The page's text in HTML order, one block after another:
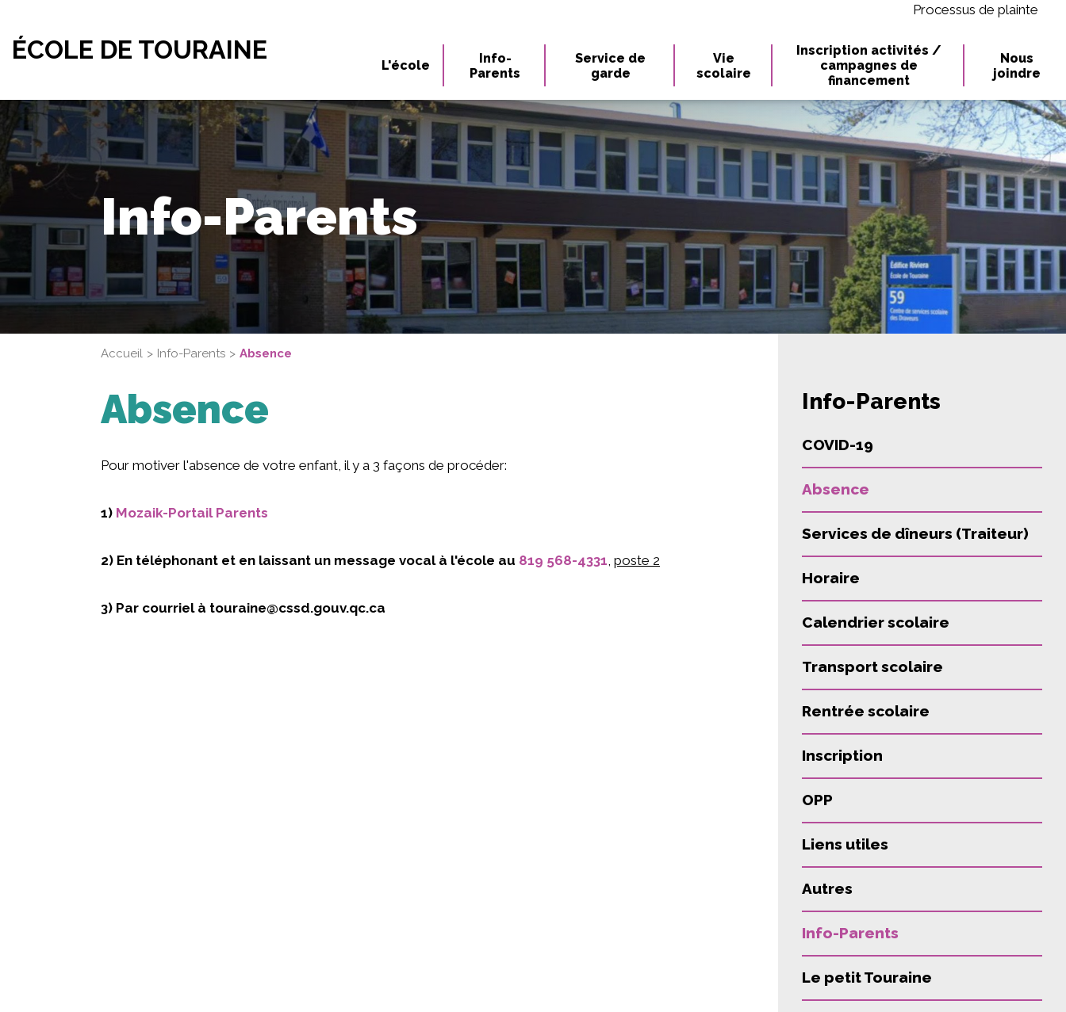
ÉCOLE DE TOURAINE
Processus de plainte
L'école
Info-
Parents
Service de
garde
Vie
scolaire
Inscription activités /
campagnes de
financement
Nous
joindre
Info-Parents
Accueil Info-Parents Absence
Absence
Pour motiver l'absence de votre enfant, il y a 3 façons de procéder:
1) Mozaik-Portail Parents
2) En téléphonant et en laissant un message vocal à l'école au 819 568-4331, poste 2
3) Par courriel à touraine@cssd.gouv.qc.ca
Info-Parents
COVID-19
Absence
Services de dîneurs (Traiteur)
Horaire
Calendrier scolaire
Transport scolaire
Rentrée scolaire
Inscription
OPP
Liens utiles
Autres
Info-Parents
Le petit Touraine